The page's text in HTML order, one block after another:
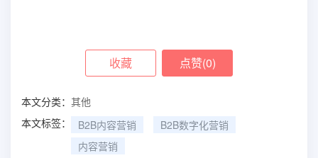
收藏 点赞(0)
本文分类： 其他
本文标签：
B2B内容营销
B2B数字化营销
内容营销